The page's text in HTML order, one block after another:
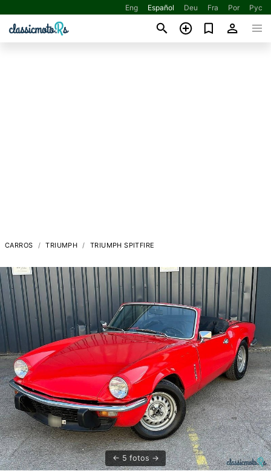
Eng Español Deu Fra Por Рус
CARROS TRIUMPH TRIUMPH SPITFIRE
5 fotos